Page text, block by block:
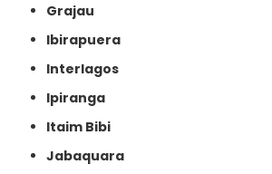
Grajau
Ibirapuera
Interlagos
Ipiranga
Itaim Bibi
Jabaquara